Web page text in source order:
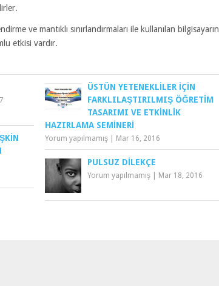
ve mantıklı sınırlandırmaları ile kullanılan bilgisayarın
etkisi vardır.
ÜSTÜN YETENEKLILER İÇIN
FARKLILAŞTIRILMIŞ ÖĞRETIM
TASARIMI VE ETKINLIK
HAZIRLAMA SEMINERI
Yorum yapılmamış Mar 16, 2016
PULSUZ DILEKÇE
Yorum yapılmamış Mar 18, 2016